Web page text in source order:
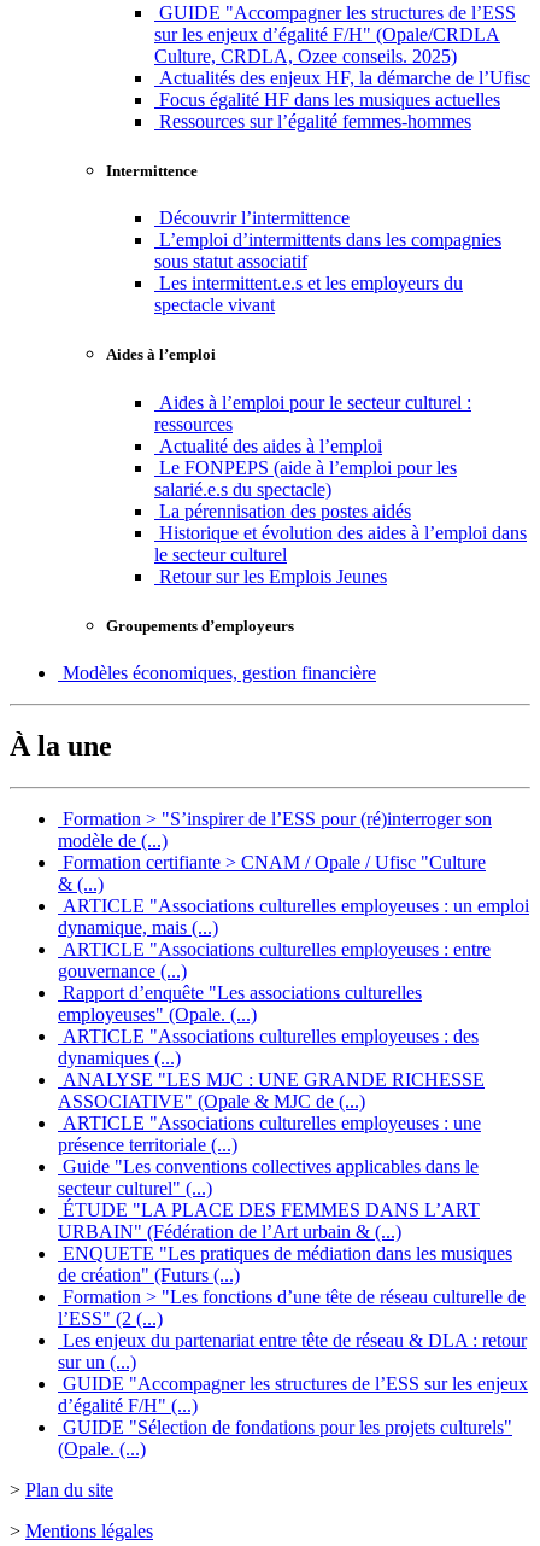
GUIDE "Accompagner les structures de l’ESS
sur les enjeux d’égalité F/H" (Opale/CRDLA
Culture, CRDLA, Ozee conseils. 2025)
Actualités des enjeux HF, la démarche de l’Ufisc
Focus égalité HF dans les musiques actuelles
Ressources sur l’égalité femmes-hommes
Intermittence
Découvrir l’intermittence
L’emploi d’intermittents dans les compagnies
sous statut associatif
Les intermittent.e.s et les employeurs du
spectacle vivant
Aides à l’emploi
Aides à l’emploi pour le secteur culturel :
ressources
Actualité des aides à l’emploi
Le FONPEPS (aide à l’emploi pour les
salarié.e.s du spectacle)
La pérennisation des postes aidés
Historique et évolution des aides à l’emploi dans
le secteur culturel
Retour sur les Emplois Jeunes
Groupements d’employeurs
Modèles économiques, gestion financière
À la une
Formation > "S’inspirer de l’ESS pour (ré)interroger son
modèle de (...)
Formation certifiante > CNAM / Opale / Ufisc "Culture
& (...)
ARTICLE "Associations culturelles employeuses : un emploi
dynamique, mais (...)
ARTICLE "Associations culturelles employeuses : entre
gouvernance (...)
Rapport d’enquête "Les associations culturelles
employeuses" (Opale. (...)
ARTICLE "Associations culturelles employeuses : des
dynamiques (...)
ANALYSE "LES MJC : UNE GRANDE RICHESSE
ASSOCIATIVE" (Opale & MJC de (...)
ARTICLE "Associations culturelles employeuses : une
présence territoriale (...)
Guide "Les conventions collectives applicables dans le
secteur culturel" (...)
ÉTUDE "LA PLACE DES FEMMES DANS L’ART
URBAIN" (Fédération de l’Art urbain & (...)
ENQUETE "Les pratiques de médiation dans les musiques
de création" (Futurs (...)
Formation > "Les fonctions d’une tête de réseau culturelle de
l’ESS" (2 (...)
Les enjeux du partenariat entre tête de réseau & DLA : retour
sur un (...)
GUIDE "Accompagner les structures de l’ESS sur les enjeux
d’égalité F/H" (...)
GUIDE "Sélection de fondations pour les projets culturels"
(Opale. (...)
> Plan du site
> Mentions légales